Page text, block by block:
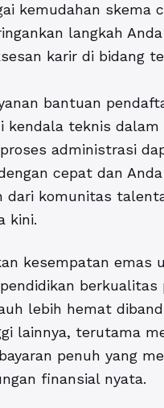
kemudahan skema
langkah
karir di bidang
bantuan
kendala teknis dalam
administrasi
cepat dan
dari komunitas
kini.
kesempatan emas
berkualitas
lebih hemat
lainnya, terutama
penuh yang
finansial nyata.